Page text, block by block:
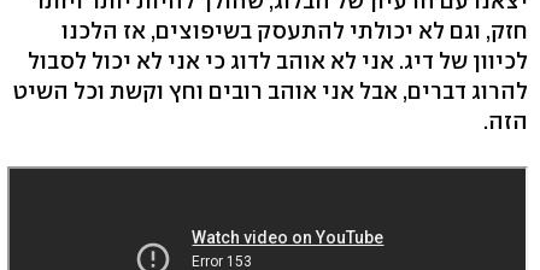
חזק, וגם לא יכולתי להתעסק בשיפוצים, אז הלכנו
לכיוון של דיג. אני לא אוהב לדוג כי אני לא יכול לסבול
להרוג דברים, אבל אני אוהב רובים וחץ וקשת וכל השיט
הזה.